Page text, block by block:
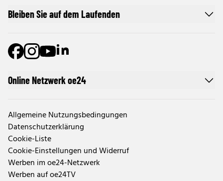
Online Netzwerk oe24
Allgemeine Nutzungsbedingungen
Datenschutzerklärung
Cookie-Liste
Cookie-Einstellungen und Widerruf
Werben im oe24-Netzwerk
Werben auf oe24TV
Bleiben Sie auf dem Laufenden